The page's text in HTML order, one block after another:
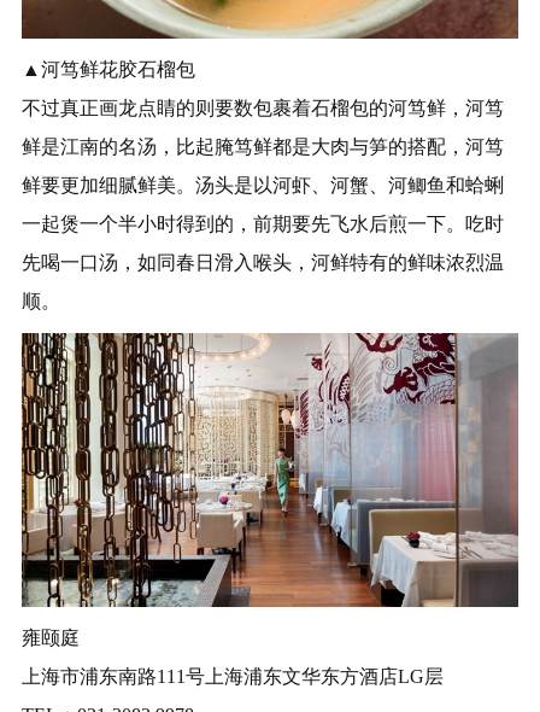
▲河笃鲜花胶石榴包
不过真正画龙点睛的则要数包裹着石榴包的河笃鲜，河笃
鲜是江南的名汤，比起腌笃鲜都是大肉与笋的搭配，河笃
鲜要更加细腻鲜美。汤头是以河虾、河蟹、河鲫鱼和蛤蜊
一起煲一个半小时得到的，前期要先飞水后煎一下。吃时
先喝一口汤，如同春日滑入喉头，河鲜特有的鲜味浓烈温
顺。
雍颐庭
上海市浦东南路111号上海浦东文华东方酒店LG层